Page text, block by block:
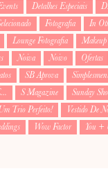
Detalhes Especiais
Fotografia
In
Lounge Fotografia
Makeup
Noiva Noivo Ofertas
SB Aprova
S Magazine Sunday
Trio Perfeito! Vestido De
Wow Factor
You +